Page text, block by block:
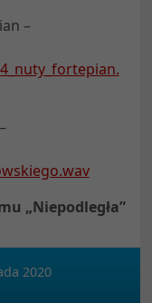
–
„Niepodległa”
2020